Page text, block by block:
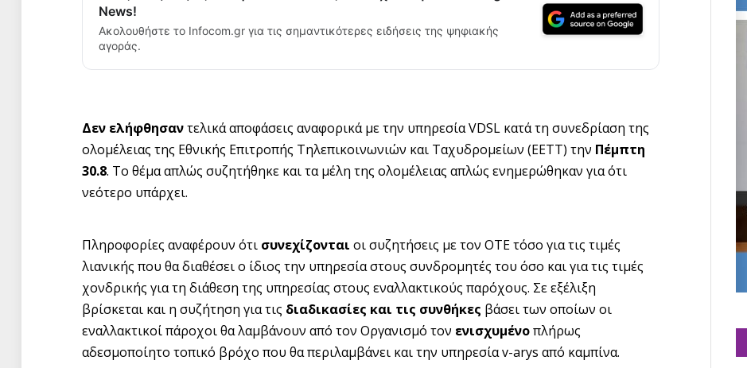
News!
Ακολουθήστε το Infocom.gr για τις σημαντικότερες ειδήσεις της ψηφιακής
αγοράς.
Δεν ελήφθησαντελικά αποφάσεις αναφορικά με την υπηρεσία VDSL κατά τη συνεδρίαση της
ολομέλειας της Εθνικής Επιτροπής Τηλεπικοινωνιών και Ταχυδρομείων (ΕΕΤΤ) την Πέμπτη
30.8. Το θέμα απλώς συζητήθηκε και τα μέλη της ολομέλειας απλώς ενημερώθηκαν για ότι
νεότερο υπάρχει.
Πληροφορίες αναφέρουν ότι συνεχίζονται οι συζητήσεις με τον ΟΤΕ τόσο για τις τιμές
λιανικής που θα διαθέσει ο ίδιος την υπηρεσία στους συνδρομητές του όσο και για τις τιμές
χονδρικής για τη διάθεση της υπηρεσίας στους εναλλακτικούς παρόχους. Σε εξέλιξη
βρίσκεται και η συζήτηση για τις διαδικασίες και τις συνθήκες βάσει των οποίων οι
εναλλακτικοί πάροχοι θα λαμβάνουν από τον Οργανισμό τον ενισχυμένοπλήρως
αδεσμοποίητο τοπικό βρόχο που θα περιλαμβάνει και την υπηρεσία v-arys από καμπίνα.